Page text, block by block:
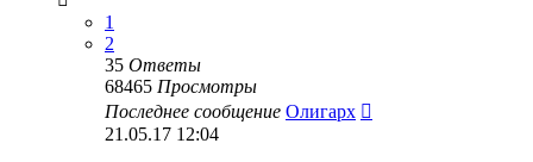
1
2
35 Ответы
68465 Просмотры
Последнее сообщение Олигарх
21.05.17 12:04